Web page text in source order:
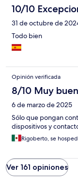
10/10
31 de octubre de
Todo bien
Opinión verificada
8/10 Muy
6 de marzo de 2025
Sólo que pongan
dispositivos y
Rigoberto, se
Ver 161 opiniones